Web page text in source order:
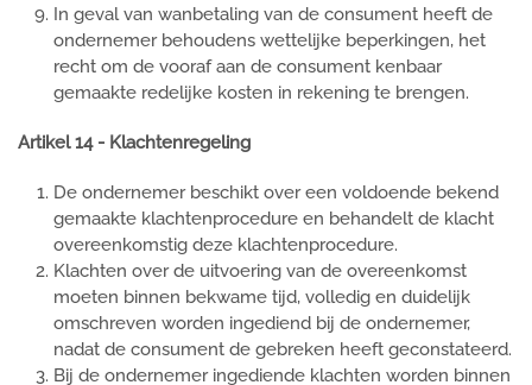
In geval van wanbetaling van de consument heeft de
ondernemer behoudens wettelijke beperkingen, het
recht om de vooraf aan de consument kenbaar
gemaakte redelijke kosten in rekening te brengen.
Artikel 14 - Klachtenregeling
De ondernemer beschikt over een voldoende bekend
gemaakte klachtenprocedure en behandelt de klacht
overeenkomstig deze klachtenprocedure.
Klachten over de uitvoering van de overeenkomst
moeten binnen bekwame tijd, volledig en duidelijk
omschreven worden ingediend bij de ondernemer,
nadat de consument de gebreken heeft geconstateerd.
Bij de ondernemer ingediende klachten worden binnen